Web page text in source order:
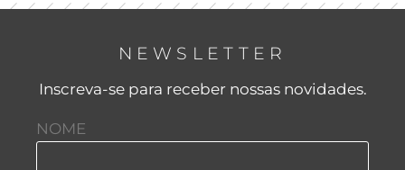
NEWSLETTER
Inscreva-se para receber nossas novidades.
NOME